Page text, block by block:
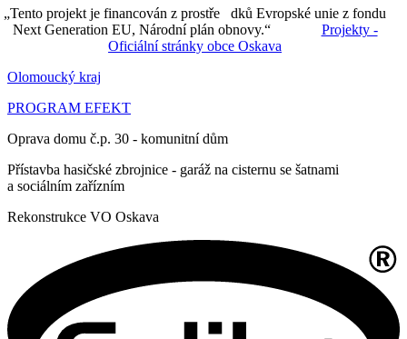
„Tento projekt je financován z prostře dků Evropské unie z fondu
Next Generation EU, Národní plán obnovy.“ Projekty -
Oficiální stránky obce Oskava
Olomoucký kraj
PROGRAM EFEKT
Oprava domu č.p. 30 - komunitní dům
Přístavba hasičské zbrojnice - garáž na cisternu se šatnami
a sociálním zařízním
Rekonstrukce VO Oskava